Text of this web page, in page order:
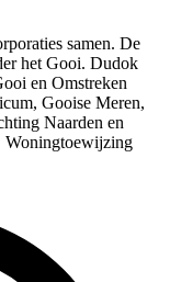
samen. De
het Gooi. Dudok
en Omstreken
Gooise Meren,
Naarden en
Woningtoewijzing